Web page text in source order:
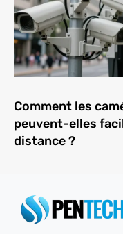
Comment les
peuvent-elles
distance ?